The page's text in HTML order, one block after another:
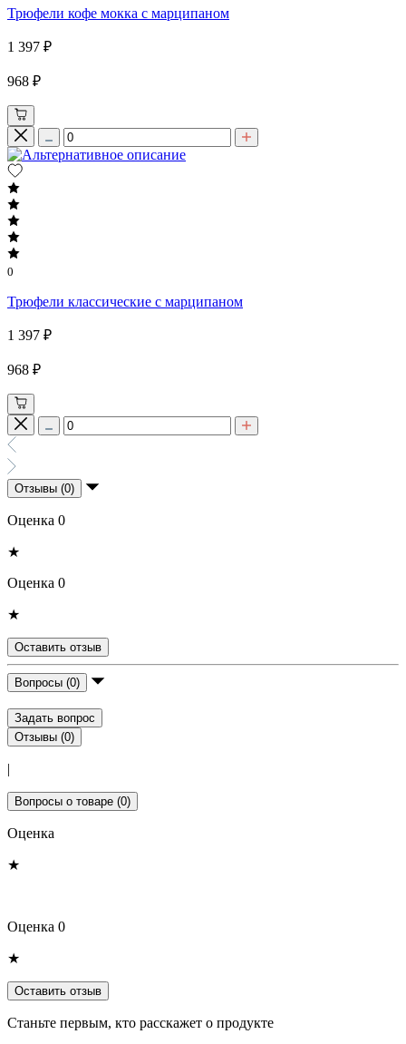
Трюфели кофе мокка с марципаном
1 397 ₽
968 ₽
0
Трюфели классические с марципаном
1 397 ₽
968 ₽
Отзывы (0)
Оценка 0
★
Оценка 0
★
Оставить отзыв
Вопросы (0)
Задать вопрос
Отзывы (0)
|
Вопросы о товаре (0)
Оценка
★
Оценка 0
★
Оставить отзыв
Станьте первым, кто расскажет о продукте